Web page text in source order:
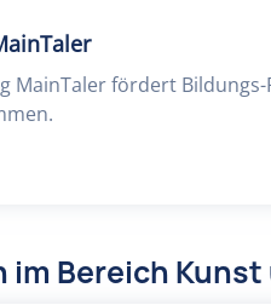
MainTaler fördert
im Bereich